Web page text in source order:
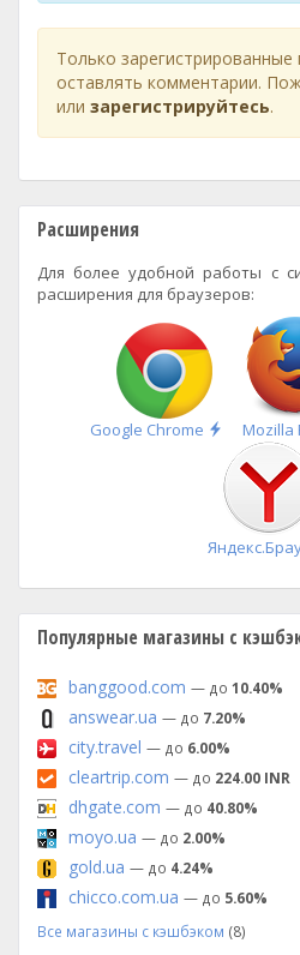
Только
оставлять комментарии.
или зарегистрируйтесь.
Расширения
Для более удобной работы с
расширения для браузеров:
Google Chrome
Быстрая
установка
Mozilla
Популярные магазины с
banggood.com — до 10.40%
answear.ua — до 7.20%
city.travel — до 6.00%
cleartrip.com — до 224.00 INR
dhgate.com — до 40.80%
moyo.ua — до 2.00%
gold.ua — до 4.24%
chicco.com.ua — до 5.60%
Все магазины с кэшбэком (8)